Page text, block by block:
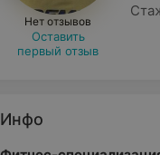
Нет отзывов
Оставить
первый отзыв
Инфо